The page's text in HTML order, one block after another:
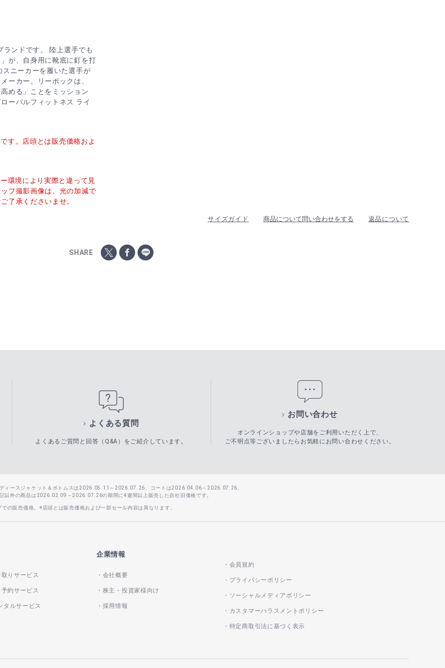
ンドです。 陸上選手でも
が、自身用に靴底に釘を打
ニーカーを履いた選手が
ーカー。リーボックは、
める」ことをミッション
ーバルフィットネス ライ
す。店頭とは販売価格およ
環境により実際と違って見
フ撮影画像は、光の加減で
了承くださいませ。
サイズガイド 商品について問い合わせをする 返品について
SHARE
よくある質問
よくあるご質問と回答（Q&A）をご紹介しています。
お問い合わせ
オンラインショップや店舗をご利用いただく上で、
ご不明点等ございましたらお気軽にお問い合わせください。
ィースジャケット＆ボトムスは2026.05.11～2026.07.26、コートは2026.04.06～2026.07.26、
以外の商品は2026.02.09～2026.07.26の期間に4週間以上販売した自社旧価格です。
の販売価格。※店頭とは販売価格および一部セール内容は異なります。
りサービス
約サービス
タルサービス
企業情報
会社概要
株主・投資家様向け
採用情報
会員規約
プライバシーポリシー
ソーシャルメディアポリシー
カスタマーハラスメントポリシー
特定商取引法に基づく表示